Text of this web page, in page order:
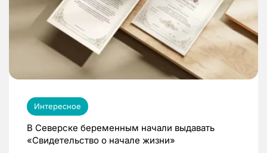
Интересное
В Северске беременным начали выдавать
«Свидетельство о начале жизни»